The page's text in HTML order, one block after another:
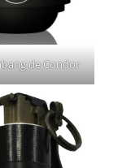
de Condor